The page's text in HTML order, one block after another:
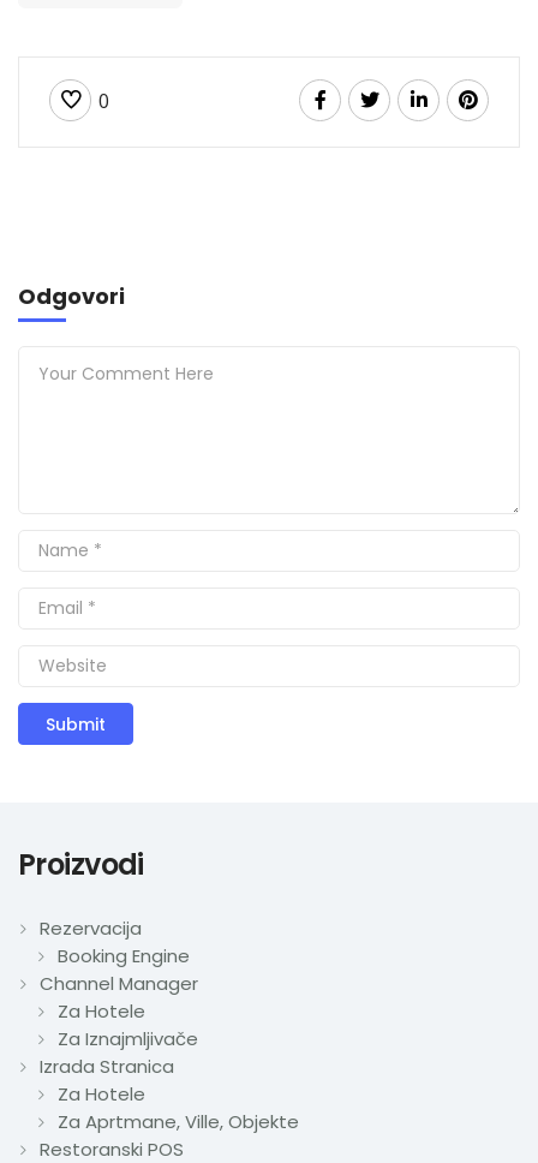
0
Odgovori
Proizvodi
Rezervacija
Booking Engine
Channel Manager
Za Hotele
Za Iznajmljivače
Izrada Stranica
Za Hotele
Za Aprtmane, Ville, Objekte
Restoranski POS